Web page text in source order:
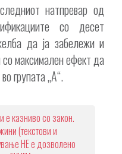
натпревар од
со десет
да ја забележи и
максимален ефект да
групата „А“.
е казниво со закон.
(текстови и
НЕ е дозволено